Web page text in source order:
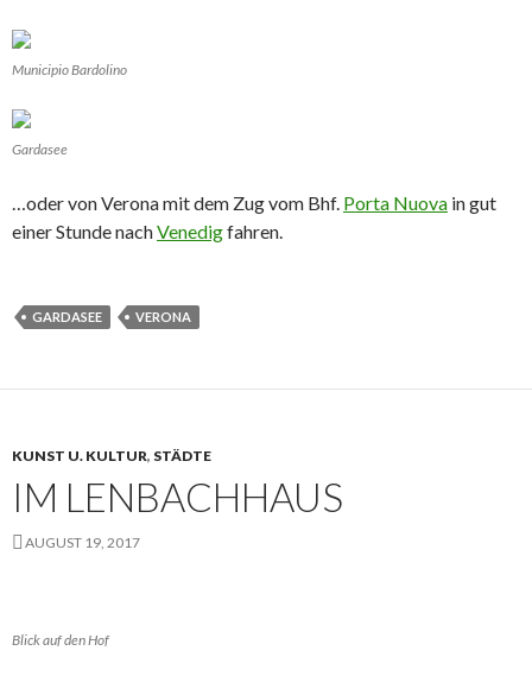
Municipio Bardolino
Gardasee
…oder von Verona mit dem Zug vom Bhf. Porta Nuova in gut
einer Stunde nachVenedigfahren.
GARDASEE VERONA
KUNST U. KULTUR, STÄDTE
IM LENBACHHAUS
AUGUST 19, 2017
Blick auf den Hof